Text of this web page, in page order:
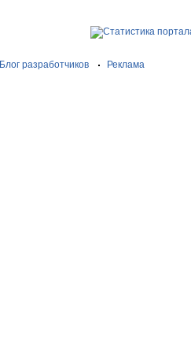
Блог разработчиков
Реклама